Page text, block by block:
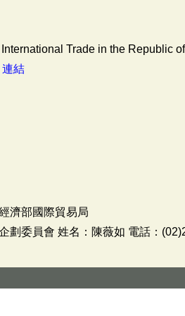
Trade in the Republic
連結
濟部國際貿易局
劃委員會 姓名：陳薇如 電話：